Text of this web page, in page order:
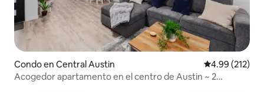
Condo en Central Austin Calificación
4.99 (212)
Acogedor apartamento en el centro de Austin ~ 2